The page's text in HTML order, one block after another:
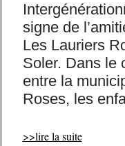
signe de
Les Lauriers
Soler. Dans le
entre la
Roses, les
>>lire la suite